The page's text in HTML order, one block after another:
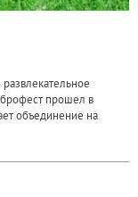
прошел в
объединение на